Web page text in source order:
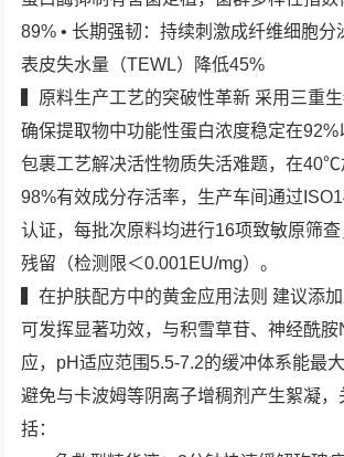
89% • 长期强韧：持续刺激成纤维细胞
表皮失水量（TEWL）降低45%
▍原料生产工艺的突破性革新 采用三重生
确保提取物中功能性蛋白浓度稳定在92%
包裹工艺解决活性物质失活难题，在
98%有效成分存活率，生产车间通过
认证，每批次原料均进行16项致敏原筛
残留（检测限＜0.001EU/mg）。
▍在护肤配方中的黄金应用法则 建议添
可发挥显著功效，与积雪草苷、神经酰
应，pH适应范围5.5-7.2的缓冲体系能最
避免与卡波姆等阴离子增稠剂产生絮凝
括：